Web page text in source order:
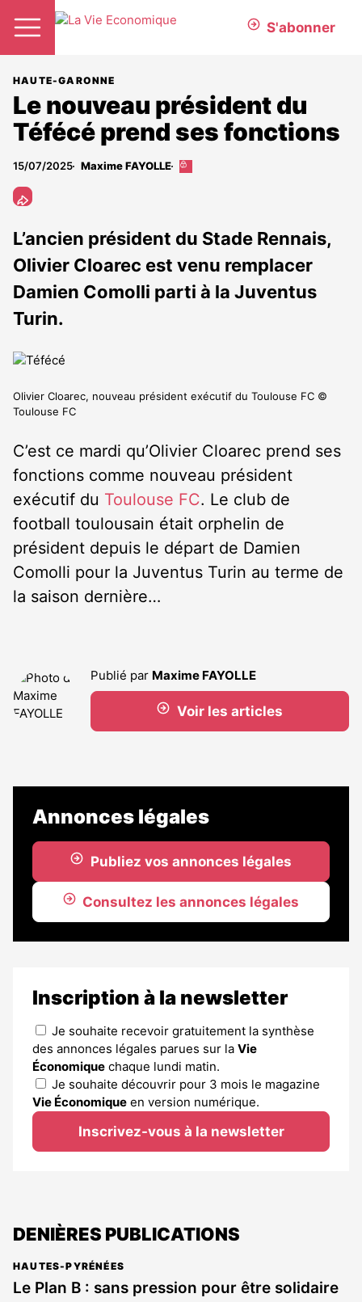
S'abonner
HAUTE-GARONNE
Le nouveau président du
Téfécé prend ses fonctions
15/07/2025 Maxime FAYOLLE
Cet
abonnés
L’ancien président du Stade Rennais,
Olivier Cloarec est venu remplacer
Damien Comolli parti à la Juventus
Turin.
Olivier Cloarec, nouveau président exécutif du Toulouse FC ©
Toulouse FC
C’est ce mardi qu’Olivier Cloarec prend ses
fonctions comme nouveau président
exécutif du Toulouse FC. Le club de
football toulousain était orphelin de
président depuis le départ de Damien
Comolli pour la Juventus Turin au terme de
la saison dernière…
Publié par Maxime FAYOLLE
Voir les articles
Annonces légales
Publiez vos annonces légales
Consultez les annonces légales
Inscription à la newsletter
Je souhaite recevoir gratuitement la synthèse
des annonces légales parues sur la Vie
Économique chaque lundi matin.
Je souhaite découvrir pour 3 mois le magazine
Vie Économique en version numérique.
Inscrivez-vous à la newsletter
DENIÈRES PUBLICATIONS
HAUTES-PYRÉNÉES
Le Plan B : sans pression pour être solidaire